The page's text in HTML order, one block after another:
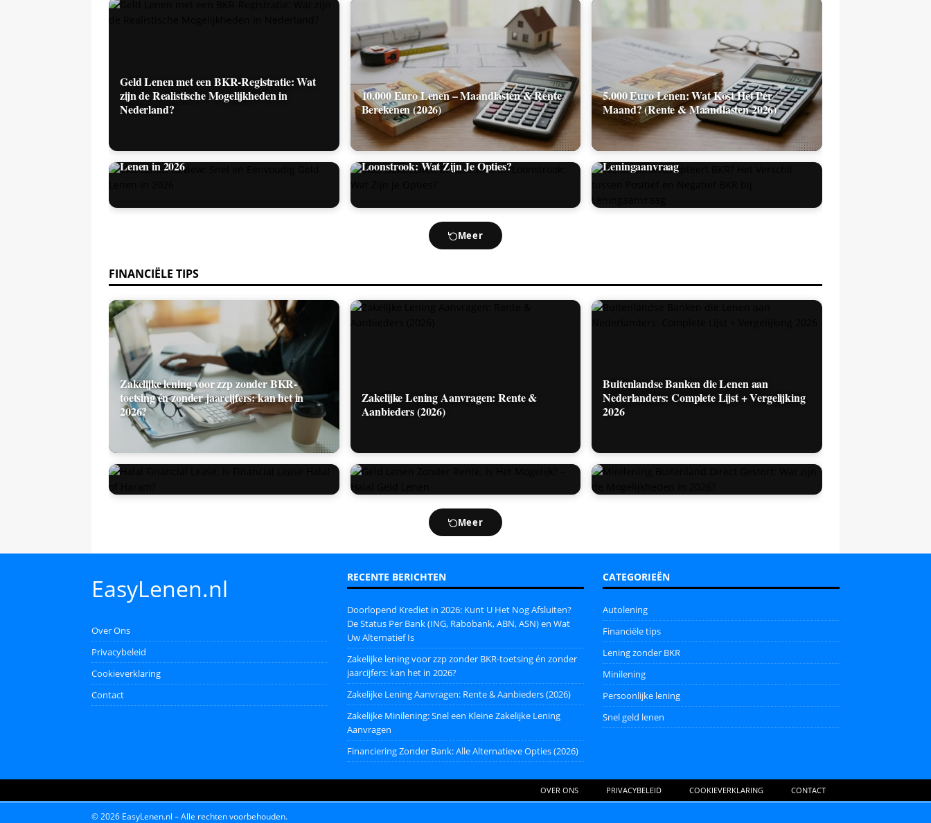
Geld Lenen met een BKR-Registratie: Wat
zijn de Realistische Mogelijkheden in
Nederland?
10.000 Euro Lenen – Maandlasten & Rente
Berekenen (2026)
5.000 Euro Lenen: Wat Kost Het Per
Maand? (Rente & Maandlasten 2026)
Vlot Lenen Review: Snel en Eenvoudig Geld
Lenen in 2026
Snel Geld Lenen Zonder BKR en
Loonstrook: Wat Zijn Je Opties?
Welke Bank Accepteert BKR? Het Verschil
tussen Positief en Negatief BKR bij
Leningaanvraag
Meer
FINANCIËLE TIPS
Zakelijke lening voor zzp zonder BKR-
toetsing én zonder jaarcijfers: kan het in
2026?
Zakelijke Lening Aanvragen: Rente &
Aanbieders (2026)
Buitenlandse Banken die Lenen aan
Nederlanders: Complete Lijst + Vergelijking
2026
Halal Financial Lease: Is Financial Lease
Halal of Haram?
– Halal Geld Lenen
zijn de Mogelijkheden in 2026?
Meer
EasyLenen.nl
Over Ons
Privacybeleid
Cookieverklaring
Contact
RECENTE BERICHTEN
Doorlopend Krediet in 2026: Kunt U Het Nog Afsluiten?
De Status Per Bank (ING, Rabobank, ABN, ASN) en Wat
Uw Alternatief Is
Zakelijke lening voor zzp zonder BKR-toetsing én zonder
jaarcijfers: kan het in 2026?
Zakelijke Lening Aanvragen: Rente & Aanbieders (2026)
Zakelijke Minilening: Snel een Kleine Zakelijke Lening
Aanvragen
Financiering Zonder Bank: Alle Alternatieve Opties (2026)
CATEGORIEËN
Autolening
Financiële tips
Lening zonder BKR
Minilening
Persoonlijke lening
Snel geld lenen
OVER ONS PRIVACYBELEID COOKIEVERKLARING CONTACT
© 2026 EasyLenen.nl – Alle rechten voorbehouden.